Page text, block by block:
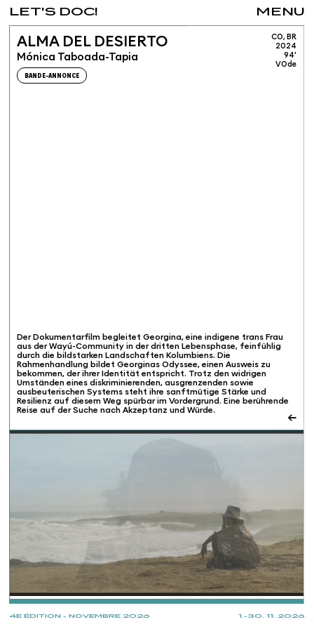
1.-30. 11. 2026
4E ÉDITION - NOVEMBRE 2026
MENU
LET'S DOC!
ALMA DEL DESIERTO
Mónica Taboada-Tapia
BANDE-ANNONCE
CO, BR
2024
94'
VOde
Der Dokumentarfilm begleitet Georgina, eine indigene trans Frau
aus der Wayú-Community in der dritten Lebensphase, feinfühlig
durch die bildstarken Landschaften Kolumbiens. Die
Rahmenhandlung bildet Georginas Odyssee, einen Ausweis zu
bekommen, der ihrer Identität entspricht. Trotz den widrigen
Umständen eines diskriminierenden, ausgrenzenden sowie
ausbeuterischen Systems steht ihre sanftmütige Stärke und
Resilienz auf diesem Weg spürbar im Vordergrund. Eine berührende
Reise auf der Suche nach Akzeptanz und Würde.
←